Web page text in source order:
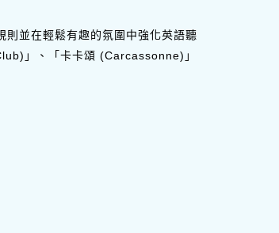
則並在輕鬆有趣的氛圍中強化英語聽
」、「卡卡頌 (Carcassonne)」